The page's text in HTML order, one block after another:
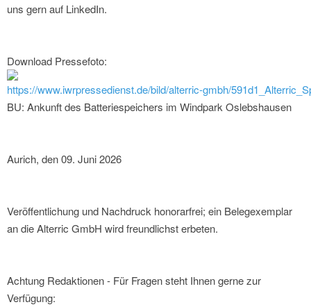
uns gern auf LinkedIn.
Download Pressefoto:
https://www.iwrpressedienst.de/bild/alterric-gmbh/
BU: Ankunft des Batteriespeichers im Windpark Oslebshausen
Aurich, den 09. Juni 2026
Veröffentlichung und Nachdruck honorarfrei; ein Belegexemplar
an die Alterric GmbH wird freundlichst erbeten.
Achtung Redaktionen - Für Fragen steht Ihnen gerne zur
Verfügung: